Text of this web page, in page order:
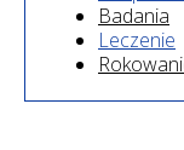
Badania
Leczenie